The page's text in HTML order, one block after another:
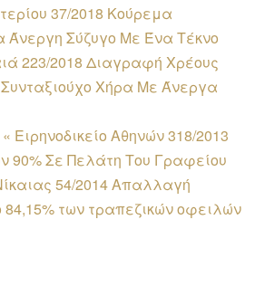
37/2018 Κούρεμα
Άνεργη Σύζυγο Με Ένα Τέκνο
223/2018 Διαγραφή Χρέους
Χήρα Με Άνεργα
« Ειρηνοδικείο Αθηνών 318/2013
Σε Πελάτη Του Γραφείου
54/2014 Απαλλαγή
των τραπεζικών οφειλών